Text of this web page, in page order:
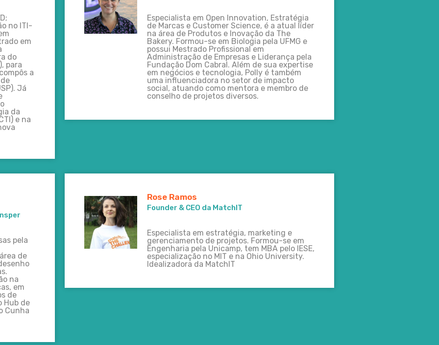
no ITI-
em
do
para
a
Já
da
e na
Especialista em Open Innovation, Estratégia
de Marcas e Customer Science, é a atual líder
na área de Produtos e Inovação da The
Bakery. Formou-se em Biologia pela UFMG e
possui Mestrado Profissional em
Administração de Empresas e Liderança pela
Fundação Dom Cabral. Além de sua expertise
em negócios e tecnologia, Polly é também
uma influenciadora no setor de impacto
social, atuando como mentora e membro de
conselho de projetos diversos.
pela
de
na
em
de
Hub de
Cunha
Rose Ramos
Founder & CEO da MatchIT
Especialista em estratégia, marketing e
gerenciamento de projetos. Formou-se em
Engenharia pela Unicamp, tem MBA pelo IESE,
especialização no MIT e na Ohio University.
Idealizadora da MatchIT